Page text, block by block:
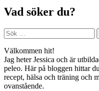
Vad söker du?
Sök
efter:
Välkommen hit!
Jag heter Jessica och är
peleo. Här på bloggen hittar
recept, hälsa och träning och
ovanstående.